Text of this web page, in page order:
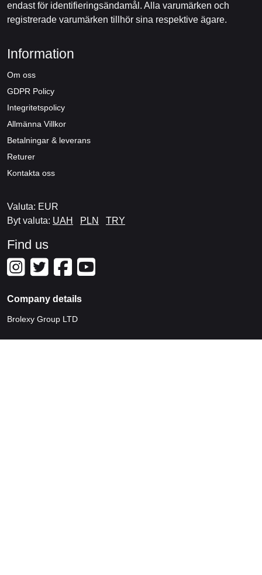
endast för identifieringsändamål. Alla varumärken och
registrerade varumärken tillhör sina respektive ägare.
Information
Om oss
GDPR Policy
Integritetspolicy
Allmänna Villkor
Betalningar & leverans
Returer
Kontakta oss
Valuta: EUR
Byt valuta: UAH PLN TRY
Find us
Company details
Brolexy Group LTD